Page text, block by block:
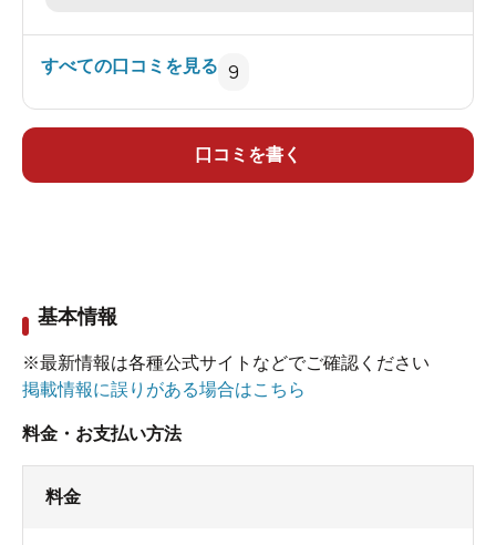
が半々位で訪れます。
いては湯口の湯を飲泉してみたが全く感知しませ
んでした。分析表からして無色透明、無臭、無味
天風呂あり(景観無し)。
温泉タマゴ製造施設からは少し離れますが、施設
入口には同様にタマゴが製造されていました。無
結構広い駐車場が併設されています。券方式です
すべての口コミを見る 9
口コミを書く
基本情報
※最新情報は各種公式サイトなどでご確認ください
掲載情報に誤りがある場合はこちら
料金・お支払い方法
料金